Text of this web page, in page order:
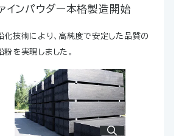
インパウダー本格製造開始
化技術により、高純度で安定した品質の
粉を実現しました。
岡山工場（西大寺）
シネー社と『品質協定書』を締結